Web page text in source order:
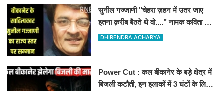
सुनील गज्जाणी "चेहरा ज़हन में उतर जाए
इतना क़रीब बैठते थे वो...." नामक कविता के
लिए राज्य स्तर पर सम्मानित होंगे
DHIRENDRA ACHARYA
Power Cut : कल बीकानेर के बड़े क्षेत्र में
बिजली कटौती, इन इलाकों में 3 घंटों के लिए